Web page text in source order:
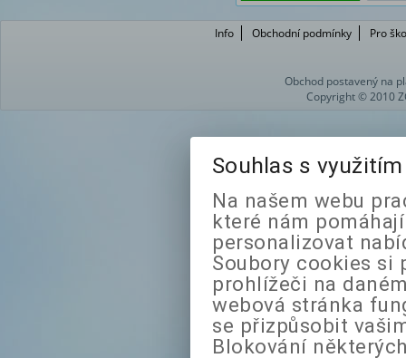
Info Obchodní podmínky Pro
Obchod postavený na
Copyright © 2010
Souhlas s
Na našem webu
které nám
personalizovat
Soubory cookies si
prohlížeči na
webová stránka
se přizpůsobit
Blokování